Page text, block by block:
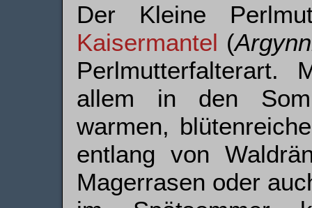
Der Kleine
Kaisermantel (
allem in den
warmen,
entlang von
Magerrasen oder